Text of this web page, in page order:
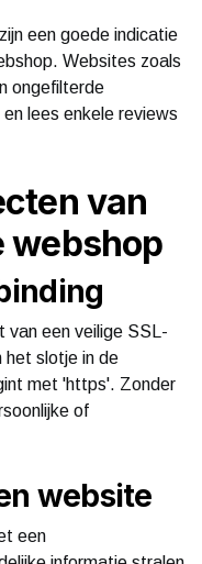
een goede indicatie
Websites zoals
ongefilterde
lees enkele reviews
van
webshop
van een veilige SSL-
het slotje in de
met 'https'. Zonder
of
website
een